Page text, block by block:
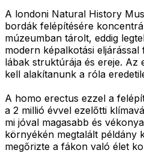
A londoni Natural History
bordák felépítésére
múzeumban tárolt, eddig
modern képalkotási
lábak struktúrája és ereje.
kell alakítanunk a róla
A homo erectus ezzel a
a 2 millió évvel ezelőtti
mi jóval magasabb és
környékén megtalált példány
megőrizte a fákon való élet